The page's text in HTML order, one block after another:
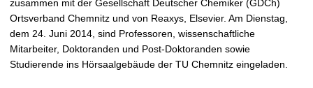
zusammen mit der Gesellschaft Deutscher Chemiker (GDCh)
Ortsverband Chemnitz und von Reaxys, Elsevier. Am Dienstag,
dem 24. Juni 2014, sind Professoren, wissenschaftliche
Mitarbeiter, Doktoranden und Post-Doktoranden sowie
Studierende ins Hörsaalgebäude der TU Chemnitz eingeladen.